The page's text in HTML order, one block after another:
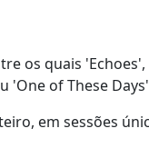
os quais
'One of These
em sessões